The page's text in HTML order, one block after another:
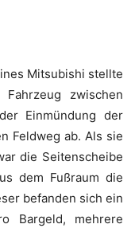
Mitsubishi stellte
zwischen
Einmündung der
Feldweg ab. Als sie
die Seitenscheibe
dem Fußraum die
befanden sich ein
Bargeld, mehrere